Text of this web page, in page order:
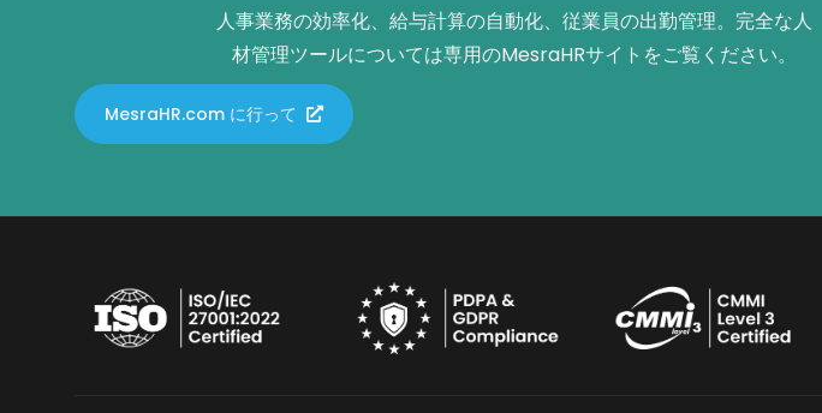
人事業務の効率化、給与計算の自動化、従業員の出勤管理。完全な人
材管理ツールについては専用のMesraHRサイトをご覧ください。
MesraHR.com に行って